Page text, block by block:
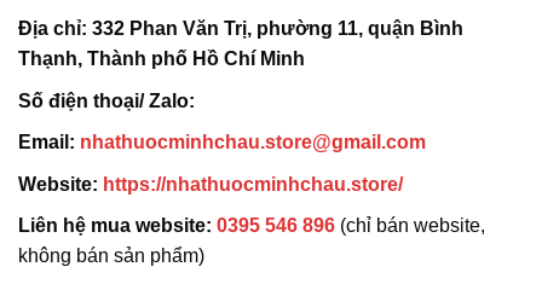
Địa chỉ: 332 Phan Văn Trị, phường 11, quận Bình
Thạnh, Thành phố Hồ Chí Minh
Số điện thoại/ Zalo:
Email: nhathuocminhchau.store@gmail.com
Website: https://nhathuocminhchau.store/
Liên hệ mua website: 0395 546 896 (chỉ bán website,
không bán sản phẩm)